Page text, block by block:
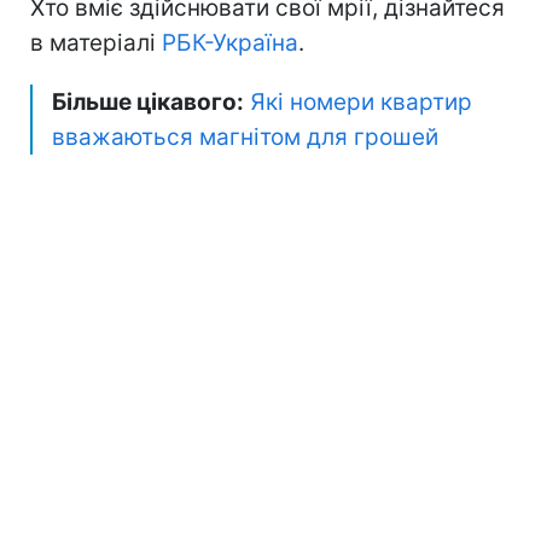
Хто вміє здійснювати свої мрії, дізнайтеся
в матеріалі РБК-Україна.
Більше цікавого: Які номери квартир
вважаються магнітом для грошей